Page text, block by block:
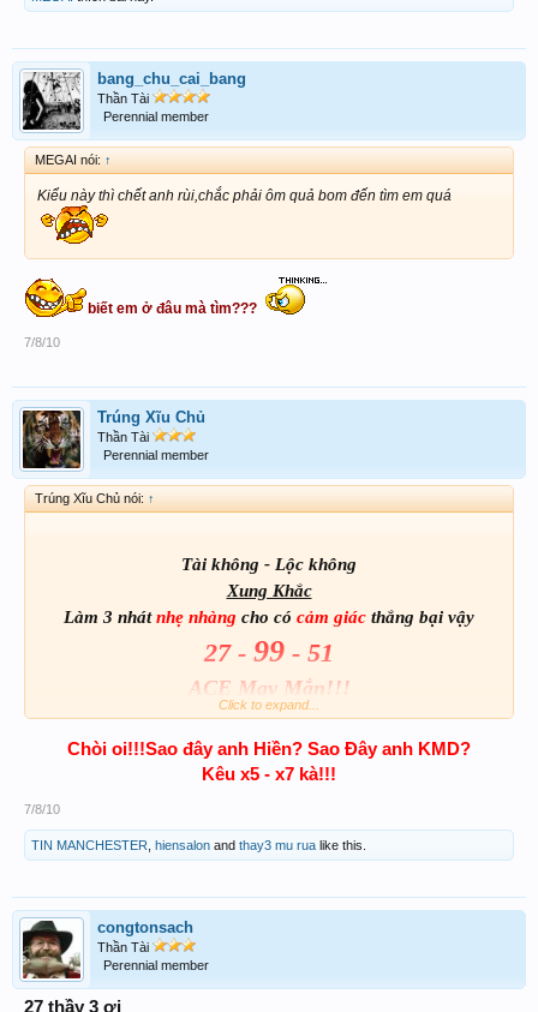
bang_chu_cai_bang
Thần Tài
Perennial member
MEGAI nói: ↑
Kiểu này thì chết anh rùi,chắc phải ôm quả bom đến tìm em quá
biết em ở đâu mà tìm???
7/8/10
Trúng Xĩu Chủ
Thần Tài
Perennial member
Trúng Xĩu Chủ nói: ↑
Tài không - Lộc không
Xung Khắc
Làm 3 nhátnhẹ nhàng cho có cảm giác thắng bại vậy
27 - 99 - 51
ACE May Mắn!!!
Click to expand...
Chòi oi!!!Sao đây anh Hiền? Sao Đây anh KMD?
Kêu x5 - x7 kà!!!
7/8/10
TIN MANCHESTER hiensalon and thay3 mu rua like this.
congtonsach
Thần Tài
Perennial member
27 thầy 3 ơi